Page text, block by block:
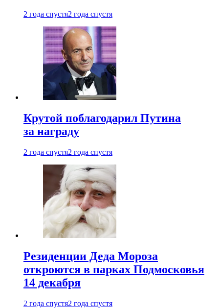
2 года спустя2 года спустя
Крутой поблагодарил Путина
за награду
2 года спустя2 года спустя
Резиденции Деда Мороза
откроются в парках Подмосковья
14 декабря
2 года спустя2 года спустя